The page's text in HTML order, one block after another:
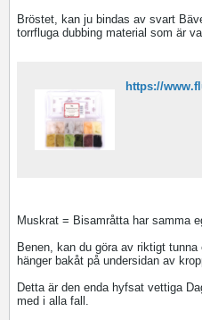
Bröstet, kan ju bindas av svart
torrfluga dubbing material som är
Muskrat = Bisamråtta har samma
Benen, kan du göra av riktigt
hänger bakåt på undersidan av
Detta är den enda hyfsat vettiga
med i alla fall.